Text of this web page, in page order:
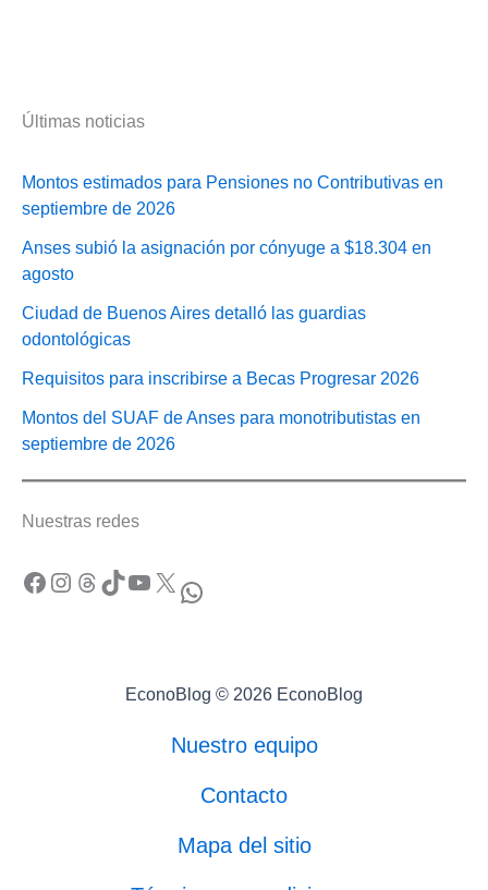
Últimas noticias
Montos estimados para Pensiones no Contributivas en
septiembre de 2026
Anses subió la asignación por cónyuge a $18.304 en
agosto
Ciudad de Buenos Aires detalló las guardias
odontológicas
Requisitos para inscribirse a Becas Progresar 2026
Montos del SUAF de Anses para monotributistas en
septiembre de 2026
Nuestras redes
Facebook Instagram Threads TikTok YouTube X WhatsApp
EconoBlog © 2026 EconoBlog
Nuestro equipo
Contacto
Mapa del sitio